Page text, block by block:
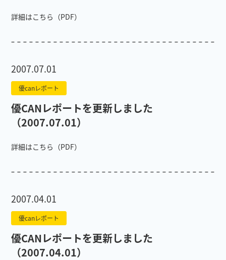
詳細はこちら（PDF）
2007.07.01
優canレポート
優CANレポートを更新しました
（2007.07.01）
詳細はこちら（PDF）
2007.04.01
優canレポート
優CANレポートを更新しました
（2007.04.01）